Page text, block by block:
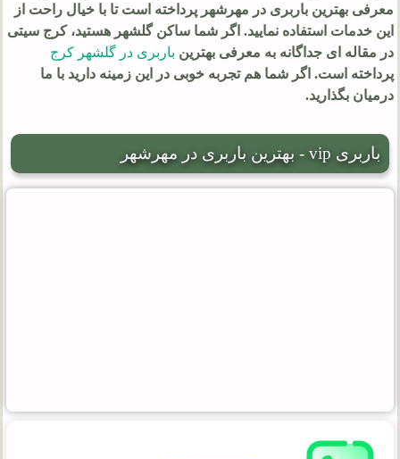
معرفی بهترین باربری در مهرشهر پرداخته است تا با خیال راحت از
این خدمات استفاده نمایید. اگر شما ساکن گلشهر هستید، کرج سیتی
در مقاله ای جداگانه به معرفی بهترین باربری در گلشهر کرج
پرداخته است. اگر شما هم تجربه خوبی در این زمینه دارید با ما
درمیان بگذارید.
باربری vip - بهترین باربری در مهرشهر